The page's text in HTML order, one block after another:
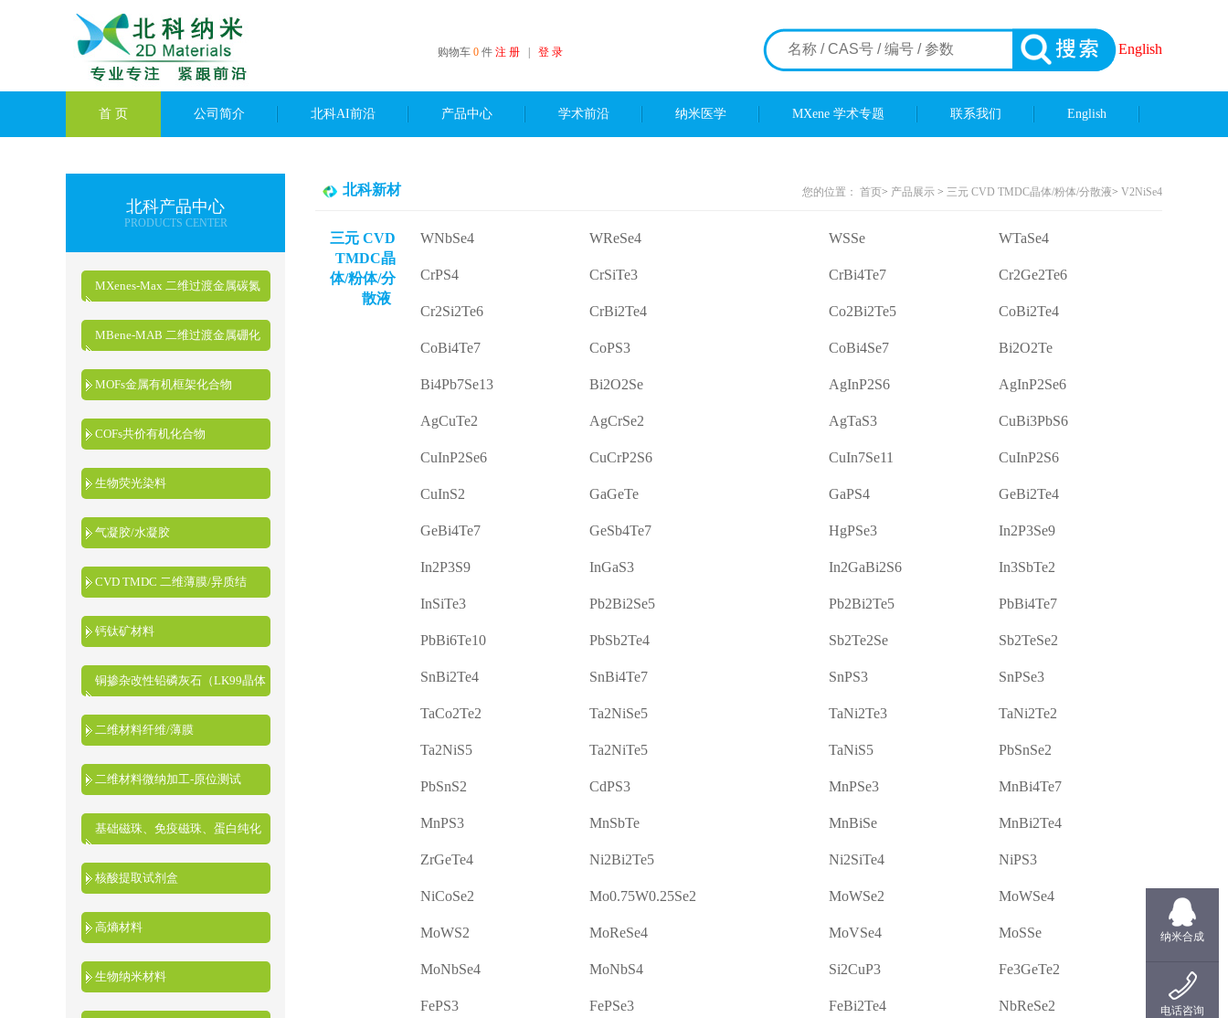
购物车 0 件 注 册 登 录 English
首 页 公司简介 北科AI前沿 产品中心 学术前沿 纳米医学 MXene 学术专题 联系我们 English
北科产品中心
PRODUCTS CENTER
MXenes-Max 二维过渡金属碳氮
化物
MBene-MAB 二维过渡金属硼化
物
MOFs金属有机框架化合物
COFs共价有机化合物
生物荧光染料
气凝胶/水凝胶
CVD TMDC 二维薄膜/异质结
钙钛矿材料
铜掺杂改性铅磷灰石（LK99晶体
粉末）
二维材料纤维/薄膜
二维材料微纳加工-原位测试
基础磁珠、免疫磁珠、蛋白纯化
磁珠、核酸提取磁珠
核酸提取试剂盒
高熵材料
生物纳米材料
北科新材 您的位置： 首页> 产品展示 > 三元 CVD TMDC晶体/粉体/分散液> V2NiSe4
三元 CVD
TMDC晶
体/粉体/分
散液
WNbSe4 WReSe4 WSSe WTaSe4
CrPS4 CrSiTe3 CrBi4Te7 Cr2Ge2Te6
Cr2Si2Te6 CrBi2Te4 Co2Bi2Te5 CoBi2Te4
CoBi4Te7 CoPS3 CoBi4Se7 Bi2O2Te
Bi4Pb7Se13 Bi2O2Se AgInP2S6 AgInP2Se6
AgCuTe2 AgCrSe2 AgTaS3 CuBi3PbS6
CuInP2Se6 CuCrP2S6 CuIn7Se11 CuInP2S6
CuInS2 GaGeTe GaPS4 GeBi2Te4
GeBi4Te7 GeSb4Te7 HgPSe3 In2P3Se9
In2P3S9 InGaS3 In2GaBi2S6 In3SbTe2
InSiTe3 Pb2Bi2Se5 Pb2Bi2Te5 PbBi4Te7
PbBi6Te10 PbSb2Te4 Sb2Te2Se Sb2TeSe2
SnBi2Te4 SnBi4Te7 SnPS3 SnPSe3
TaCo2Te2 Ta2NiSe5 TaNi2Te3 TaNi2Te2
Ta2NiS5 Ta2NiTe5 TaNiS5 PbSnSe2
PbSnS2 CdPS3 MnPSe3 MnBi4Te7
MnPS3 MnSbTe MnBiSe MnBi2Te4
ZrGeTe4 Ni2Bi2Te5 Ni2SiTe4 NiPS3
NiCoSe2 Mo0.75W0.25Se2 MoWSe2 MoWSe4
MoWS2 MoReSe4 MoVSe4 MoSSe
MoNbSe4 MoNbS4 Si2CuP3 Fe3GeTe2
FePS3 FePSe3 FeBi2Te4 NbReSe2
纳米合成
电话咨询